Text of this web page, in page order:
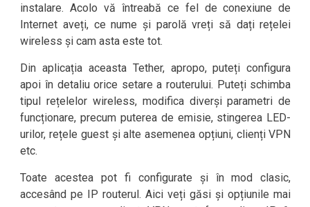
instalare. Acolo vă întreabă ce fel de conexiune de
Internet aveți, ce nume și parolă vreți să dați rețelei
wireless și cam asta este tot.
Din aplicația aceasta Tether, apropo, puteți configura
apoi în detaliu orice setare a routerului. Puteți schimba
tipul rețelelor wireless, modifica diverși parametri de
funcționare, precum puterea de emisie, stingerea LED-
urilor, rețele guest și alte asemenea opțiuni, clienți VPN
etc.
Toate acestea pot fi configurate și în mod clasic,
accesând pe IP routerul. Aici veți găsi și opțiunile mai